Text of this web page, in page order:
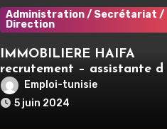
Administration / Secrétariat /
Direction
IMMOBILIERE HAIFA
recrutement – assistante de
direction – Tunis
Emploi-tunisie
5 juin 2024